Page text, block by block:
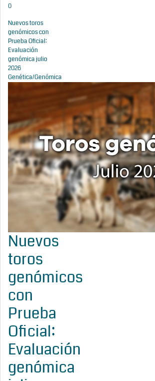
0
Nuevos toros
genómicos con
Prueba Oficial:
Evaluación
genómica julio
2026
Genética/Genómica
Nuevos
toros
genómicos
con
Prueba
Oficial:
Evaluación
genómica